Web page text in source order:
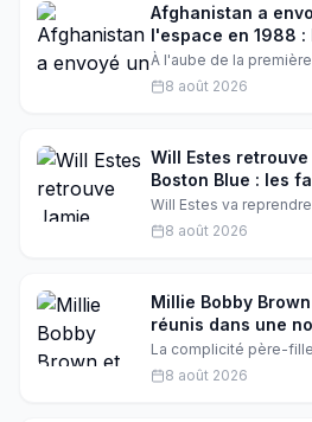
nouveau chapitre
enfants.
Afghanistan a
l'espace en 1988
réhabilite une
À l'aube de la
à Locarno, le
pan méconnu de
familiale surprenante
longtemps enfouie.
8 août 2026
Will Estes
Boston Blue : les
larmes
Will Estes va
Reagan dans le spin-
Wahlberg a partagé un
8 août 2026
Millie Bobby
réunis dans une
Stranger Things
La complicité père-
poursuit ! David
avec Millie Bobby
8 août 2026